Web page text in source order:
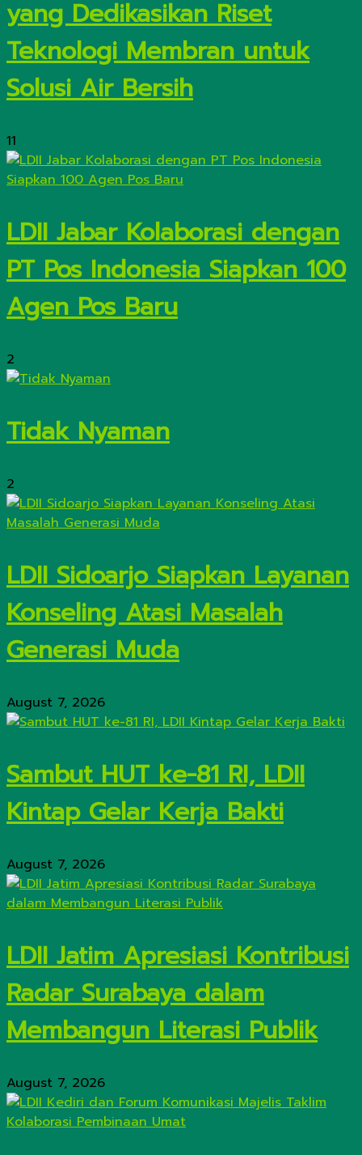
yang Dedikasikan Riset
Teknologi Membran untuk
Solusi Air Bersih
11
LDII Jabar Kolaborasi dengan
PT Pos Indonesia Siapkan 100
Agen Pos Baru
2
Tidak Nyaman
2
LDII Sidoarjo Siapkan Layanan
Konseling Atasi Masalah
Generasi Muda
August 7, 2026
Sambut HUT ke-81 RI, LDII
Kintap Gelar Kerja Bakti
August 7, 2026
LDII Jatim Apresiasi Kontribusi
Radar Surabaya dalam
Membangun Literasi Publik
August 7, 2026